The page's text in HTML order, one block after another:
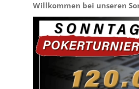
Willkommen bei unseren